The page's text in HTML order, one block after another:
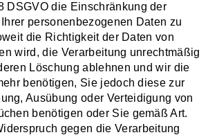
DSGVO die Einschränkung der
personenbezogenen Daten zu
die Richtigkeit der Daten von
wird, die Verarbeitung unrechtmäßig
Löschung ablehnen und wir die
benötigen, Sie jedoch diese zur
Ausübung oder Verteidigung von
benötigen oder Sie gemäß Art.
gegen die Verarbeitung